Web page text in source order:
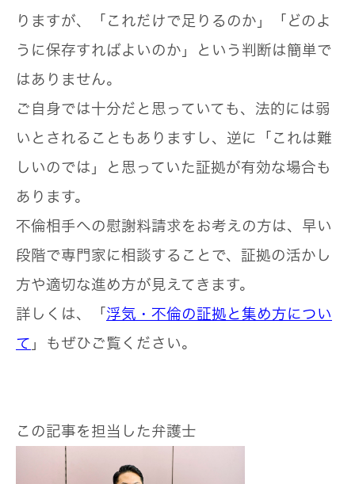
りますが、「これだけで足りるのか」「どのよ
うに保存すればよいのか」という判断は簡単で
はありません。
ご自身では十分だと思っていても、法的には弱
いとされることもありますし、逆に「これは難
しいのでは」と思っていた証拠が有効な場合も
あります。
不倫相手への慰謝料請求をお考えの方は、早い
段階で専門家に相談することで、証拠の活かし
方や適切な進め方が見えてきます。
詳しくは、「 浮気・不倫の証拠と集め方につい
て 」もぜひご覧ください。
この記事を担当した弁護士